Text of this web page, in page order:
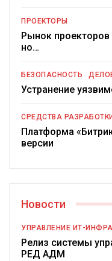
ПРОЕКТОРЫ
Рынок проекторов
но…
БЕЗОПАСНОСТЬ
Устранение
СРЕДСТВА
Платформа
версии
Новости
УПРАВЛЕНИЕ ИТ-
Релиз системы
РЕД АДМ